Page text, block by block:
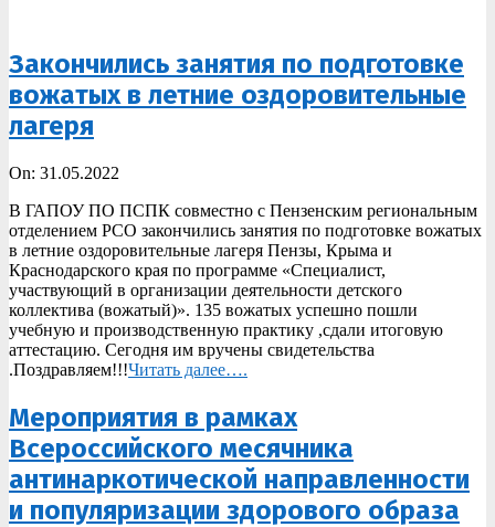
Закончились занятия по подготовке
вожатых в летние оздоровительные
лагеря
2022-
31
On: 31.05.2022
В ГАПОУ ПО ПСПК совместно с Пензенским региональным
отделением РСО закончились занятия по подготовке вожатых
в летние оздоровительные лагеря Пензы, Крыма и
Краснодарского края по программе «Специалист,
участвующий в организации деятельности детского
коллектива (вожатый)». 135 вожатых успешно пошли
учебную и производственную практику ,сдали итоговую
аттестацию. Сегодня им вручены свидетельства
.Поздравляем!!!Читать далее….
Мероприятия в рамках
Всероссийского месячника
антинаркотической направленности
и популяризации здорового образа